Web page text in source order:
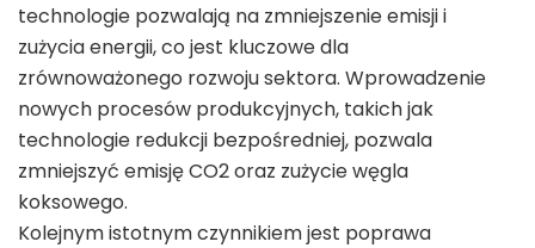
technologie pozwalają na zmniejszenie emisji i
zużycia energii, co jest kluczowe dla
zrównoważonego rozwoju sektora. Wprowadzenie
nowych procesów produkcyjnych, takich jak
technologie redukcji bezpośredniej, pozwala
zmniejszyć emisję CO2 oraz zużycie węgla
koksowego.
Kolejnym istotnym czynnikiem jest poprawa